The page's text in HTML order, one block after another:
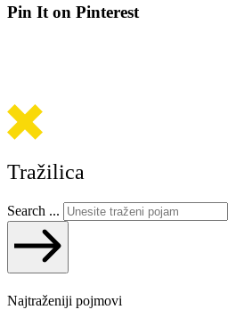
Pin It on Pinterest
Tražilica
Search ...
Najtraženiji pojmovi